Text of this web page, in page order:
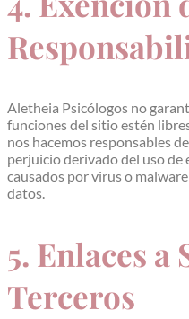
Aletheia Psicólogos no
funciones del sitio estén
nos hacemos responsables
perjuicio derivado del uso
causados por virus o
datos.
5. Enlaces a
Terceros